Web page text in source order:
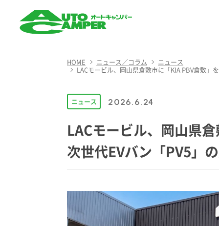
キャンパー）
HOME ニュース／コラム
ニュース
LACモービル、岡山県倉敷市に「KIA PBV倉敷」
ニュース 2026.6.24
LACモービル、岡山県
次世代EVバン「PV5」